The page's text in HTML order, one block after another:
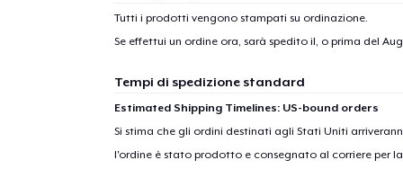
Tutti i prodotti vengono stampati su ordinazione.
Se effettui un ordine ora, sarà spedito il, o prima del
Tempi di spedizione standard
Estimated Shipping Timelines: US-bound orders
Si stima che gli ordini destinati agli Stati Uniti
l'ordine è stato prodotto e consegnato al corriere per la